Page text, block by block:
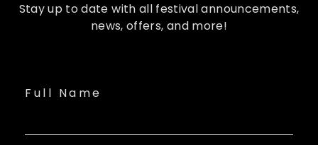
Stay up to date with all festivalannouncements,
news, offers, and more!
Full Name